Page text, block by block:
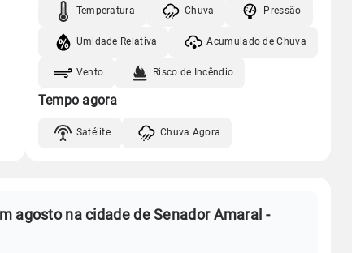
Temperatura Chuva Pressão
Umidade Relativa Acumulado de Chuva
Vento Risco de Incêndio
Tempo agora
Satélite Chuva Agora
agosto na cidade de Senador Amaral -